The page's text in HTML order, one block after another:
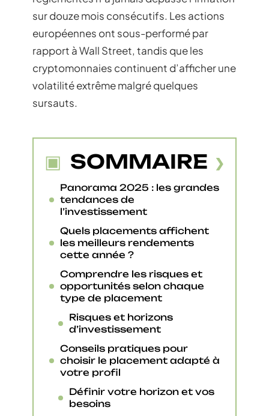
sur douze mois consécutifs. Les actions
européennes ont sous-performé par
rapport à Wall Street, tandis que les
cryptomonnaies continuent d’afficher une
volatilité extrême malgré quelques
sursauts.
SOMMAIRE
Panorama 2025 : les grandes
tendances de
l’investissement
Quels placements affichent
les meilleurs rendements
cette année ?
Comprendre les risques et
opportunités selon chaque
type de placement
Risques et horizons
d’investissement
Conseils pratiques pour
choisir le placement adapté à
votre profil
Définir votre horizon et vos
besoins